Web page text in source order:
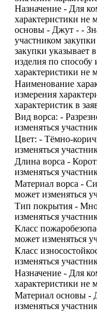
Назначение - Для
характеристики не
основы - Джут - -
участником
закупки указывает
изделия по
характеристики не
Наименование
измерения
характеристик в
Вид ворса: -
изменяться
Цвет: - Тёмно-
изменяться
Длина ворса -
изменяться
Материал ворса -
может изменяться
Тип покрытия -
изменяться
Класс
может изменяться
Класс
изменяться
Назначение - Для
характеристики не
Материал основы -
изменяться